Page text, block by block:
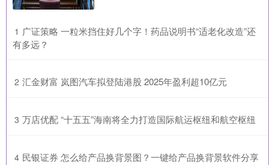
1 ​广证策略 一粒米挡住好几个字！药品说明书“适老化改造”还
有多远？
2 ​汇金财富 岚图汽车拟登陆港股 2025年盈利超10亿元
3 ​万店优配 “十五五”海南将全力打造国际航运枢纽和航空枢纽
4 ​民银证券 怎么给产品换背景图？一键给产品换背景软件分享